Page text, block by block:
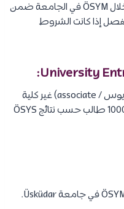
يتم ذلك آليًا عند القبول والتسجيل من خلال ÖSYM في الجامعة ضمن
إذا كانت الشروط
منحة تعطى لطلاب الجامعات (البكالوريوس / associate) غير كلية
الطب في جامعة اسكودار، ضمن أول 1000 طالب حسب نتائج ÖSYS